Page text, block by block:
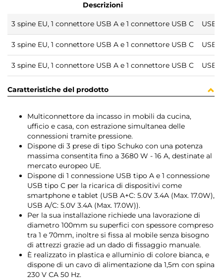
Descrizioni
3 spine EU, 1 connettore USB A e 1 connettore USB C USB
3 spine EU, 1 connettore USB A e 1 connettore USB C USB
3 spine EU, 1 connettore USB A e 1 connettore USB C USB
Caratteristiche del prodotto
Multiconnettore da incasso in mobili da cucina,
ufficio e casa, con estrazione simultanea delle
connessioni tramite pressione.
Dispone di 3 prese di tipo Schuko con una potenza
massima consentita fino a 3680 W - 16 A, destinate al
mercato europeo UE.
Dispone di 1 connessione USB tipo A e 1 connessione
USB tipo C per la ricarica di dispositivi come
smartphone e tablet (USB A+C: 5.0V 3.4A (Max. 17.0W),
USB A/C: 5.0V 3.4A (Max. 17.0W)).
Per la sua installazione richiede una lavorazione di
diametro 100mm su superfici con spessore compreso
tra 1 e 70mm, inoltre si fissa al mobile senza bisogno
di attrezzi grazie ad un dado di fissaggio manuale.
È realizzato in plastica e alluminio di colore bianca, e
dispone di un cavo di alimentazione da 1,5m con spina
230 V CA 50 Hz.